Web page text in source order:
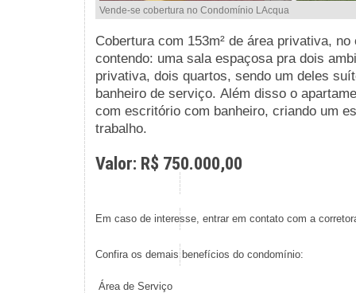
Vende-se cobertura no Condomínio LAcqua
Cobertura com 153m² de área privativa,
contendo: uma sala espaçosa pra dois
privativa, dois quartos, sendo um deles
banheiro de serviço. Além disso o
com escritório com banheiro, criando um
trabalho.
Valor: R$ 750.000,00
Em caso de interesse, entrar em contato com a
Confira os demais benefícios do condomínio:
Área de Serviço